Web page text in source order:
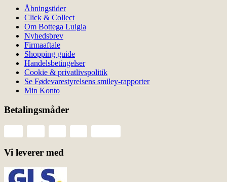
Åbningstider
Click & Collect
Om Bottega Luigia
Nyhedsbrev
Firmaaftale
Shopping guide
Handelsbetingelser
Cookie & privatlivspolitik
Se Fødevarestyrelsens smiley-rapporter
Min Konto
Betalingsmåder
Vi leverer med